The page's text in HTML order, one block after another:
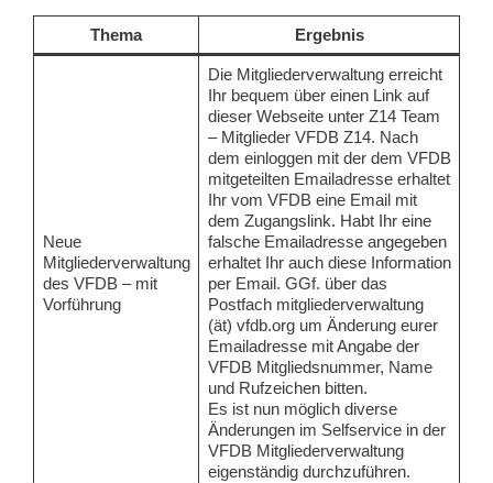
Thema Ergebnis
Neue
Mitgliederverwaltung
des VFDB – mit
Vorführung
Die Mitgliederverwaltung erreicht
Ihr bequem über einen Link auf
dieser Webseite unter Z14 Team
– Mitglieder VFDB Z14. Nach
dem einloggen mit der dem VFDB
mitgeteilten Emailadresse erhaltet
Ihr vom VFDB eine Email mit
dem Zugangslink. Habt Ihr eine
falsche Emailadresse angegeben
erhaltet Ihr auch diese Information
per Email. GGf. über das
Postfach mitgliederverwaltung
(ät) vfdb.org um Änderung eurer
Emailadresse mit Angabe der
VFDB Mitgliedsnummer, Name
und Rufzeichen bitten.
Es ist nun möglich diverse
Änderungen im Selfservice in der
VFDB Mitgliederverwaltung
eigenständig durchzuführen.